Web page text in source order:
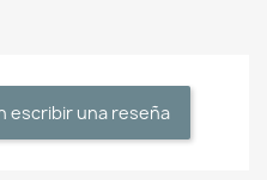
escribir una reseña